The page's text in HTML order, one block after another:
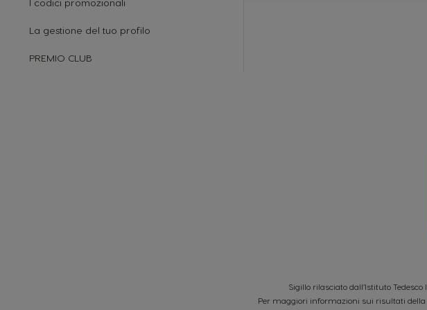
I codici promozionali
La gestione del tuo profilo
PREMIO CLUB
Sigillo rilasciato dall’Istituto
Per maggiori informazioni sui risultati